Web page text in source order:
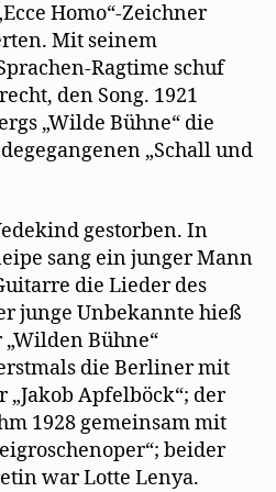
Homo“-Zeichner
Mit seinem
Ragtime schuf
den Song. 1921
„Wilde Bühne“ die
„Schall und
gestorben. In
sang ein junger Mann
die Lieder des
junge Unbekannte hieß
Bühne“
die Berliner mit
Apfelböck“; der
1928 gemeinsam mit
beider
war Lotte Lenya.